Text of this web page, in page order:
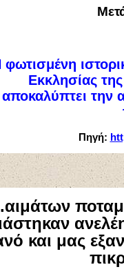
φωτισμένη
Εκκλησίας
αποκαλύπτει την
Πηγή:
και μας